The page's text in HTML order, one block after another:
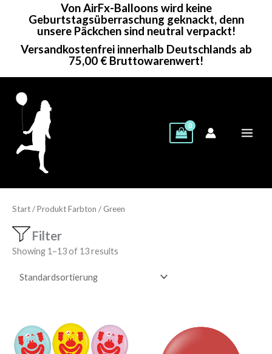
Von AirFx-Balloons wird keine
Geburtstagsüberraschung geknackt, denn
unsere Päckchen sind neutral verpackt!
Versandkostenfrei innerhalb Deutschlands ab
75,00 € Bruttowarenwert!
Start/ Produkt Farbton / Green
Filter
Showing 1–13 of 13 results